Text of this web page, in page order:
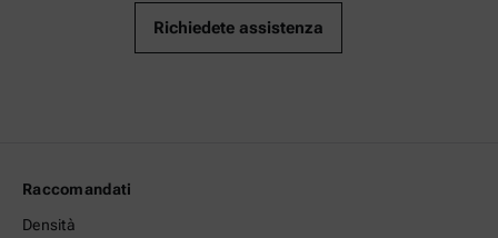
Richiedete assistenza
Raccomandati
Densità